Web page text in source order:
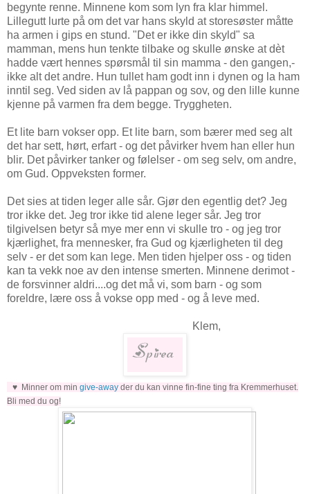
begynte renne. Minnene kom som lyn fra klar himmel.
Lillegutt lurte på om det var hans skyld at storesøster måtte
ha armen i gips en stund. "Det er ikke din skyld" sa
mamman, mens hun tenkte tilbake og skulle ønske at dèt
hadde vært hennes spørsmål til sin mamma - den gangen,-
ikke alt det andre. Hun tullet ham godt inn i dynen og la ham
inntil seg. Ved siden av lå pappan og sov, og den lille kunne
kjenne på varmen fra dem begge. Tryggheten.
Et lite barn vokser opp. Et lite barn, som bærer med seg alt
det har sett, hørt, erfart - og det påvirker hvem han eller hun
blir. Det påvirker tanker og følelser - om seg selv, om andre,
om Gud. Oppveksten former.
Det sies at tiden leger alle sår. Gjør den egentlig det? Jeg
tror ikke det. Jeg tror ikke tid alene leger sår. Jeg tror
tilgivelsen betyr så mye mer enn vi skulle tro - og jeg tror
kjærlighet, fra mennesker, fra Gud og kjærligheten til deg
selv - er det som kan lege. Men tiden hjelper oss - og tiden
kan ta vekk noe av den intense smerten. Minnene derimot -
de forsvinner aldri....og det må vi, som barn - og som
foreldre, lære oss å vokse opp med - og å leve med.
Klem,
♥ Minner om min give-away der du kan vinne fin-fine ting fra Kremmerhuset.
Bli med du og!